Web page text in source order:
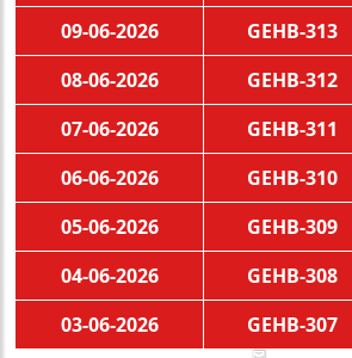
09-06-2026
GEHB-313
08-06-2026
GEHB-312
07-06-2026
GEHB-311
06-06-2026
GEHB-310
05-06-2026
GEHB-309
04-06-2026
GEHB-308
03-06-2026
GEHB-307